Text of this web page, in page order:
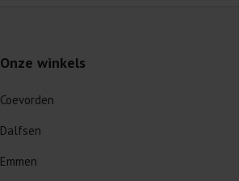
Onze winkels
Coevorden
Dalfsen
Emmen